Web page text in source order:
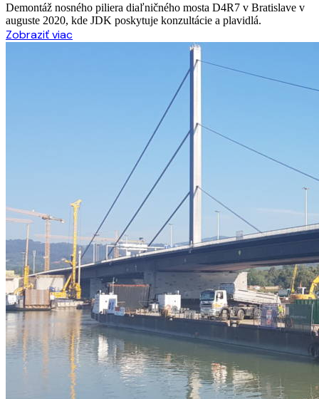
Demontáž nosného piliera diaľničného mosta D4R7 v Bratislave v
auguste 2020, kde JDK poskytuje konzultácie a plavidlá.
Zobraziť viac